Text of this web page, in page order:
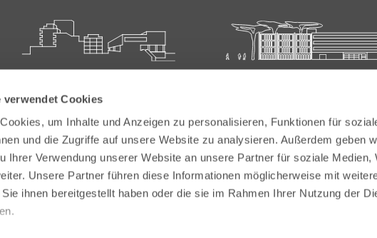
verwendet Cookies
um Inhalte und Anzeigen zu personalisieren, Funktionen für
und die Zugriffe auf unsere Website zu analysieren. Außerdem geben
Ihrer Verwendung unserer Website an unsere Partner für soziale Medien,
Unsere Partner führen diese Informationen möglicherweise mit
ihnen bereitgestellt haben oder die sie im Rahmen Ihrer Nutzung der
Carl-Oelemann-Weg 5
Tel:+49 6032 782-200
Fax: +49 6032 782-220
Carl-Oelemann-Weg 5
Tel: +49 6032 782-100
Fax: +49 6032 782-180